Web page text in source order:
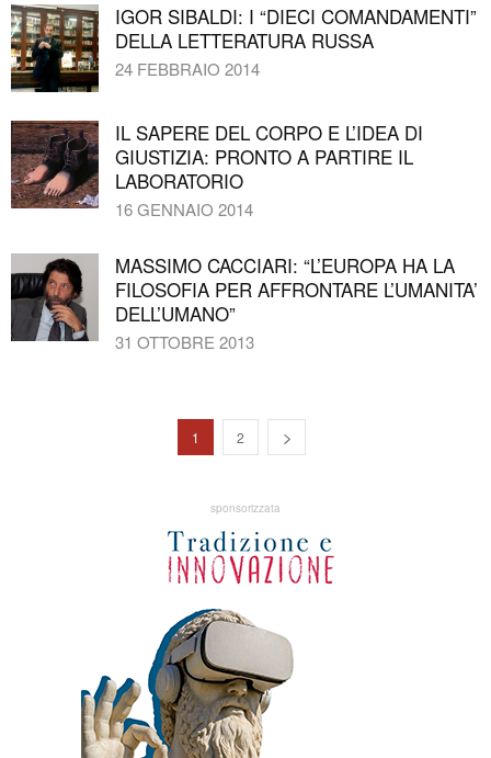
IGOR SIBALDI: I “DIECI COMANDAMENTI”
DELLA LETTERATURA RUSSA
24 FEBBRAIO 2014
IL SAPERE DEL CORPO E L’IDEA DI
GIUSTIZIA: PRONTO A PARTIRE IL
LABORATORIO
16 GENNAIO 2014
MASSIMO CACCIARI: “L’EUROPA HA LA
FILOSOFIA PER AFFRONTARE L’UMANITA’
DELL’UMANO”
31 OTTOBRE 2013
1 2
sponsorizzata